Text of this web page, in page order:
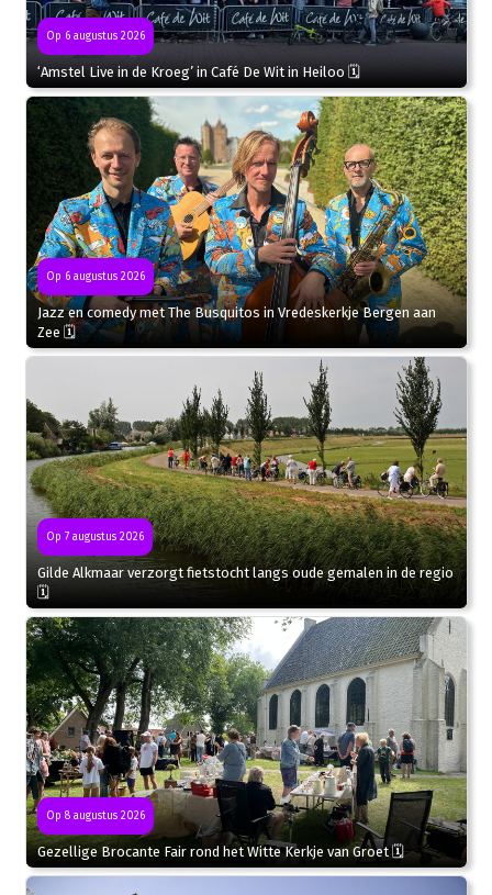
Op 6 augustus 2026
‘Amstel Live in de Kroeg’ in Café De Wit in Heiloo 🗓
Op 6 augustus 2026
Jazz en comedy met The Busquitos in Vredeskerkje Bergen aan
Zee 🗓
Op 7 augustus 2026
Gilde Alkmaar verzorgt fietstocht langs oude gemalen in de regio
🗓
Op 8 augustus 2026
Gezellige Brocante Fair rond het Witte Kerkje van Groet 🗓